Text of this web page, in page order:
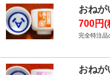
おねが
700円(
完全特注品
おねが